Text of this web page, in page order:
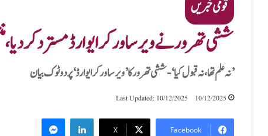
قومی خبریں
ششی تھرور نے ویر ساورکر ایوارڈ مسترد کر
’نہ علم تھا، نہ قبول کیا‘ - ششی تھرور کا ’ویر ساورکر ایوارڈ‘ پر دو ٹوک بیان
10/12/2025
Last Updated: 10/12/2025
Facebook
X
LinkedIn